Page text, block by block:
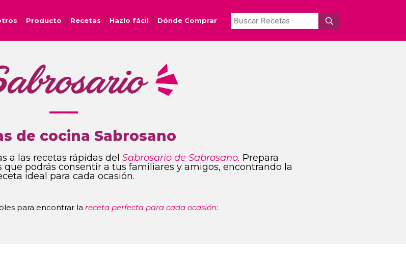
Producto Recetas Hazlo fácil Dónde Comprar
de cocina Sabrosano
a las recetas rápidas del Sabrosario de Sabrosano. Prepara
que podrás consentir a tus familiares y amigos, encontrando la
ideal para cada ocasión.
para encontrar la receta perfecta para cada ocasión: